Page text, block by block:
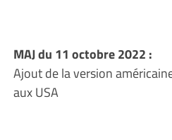
MAJ du 11 octobre 2022 :
Ajout de la version
aux USA